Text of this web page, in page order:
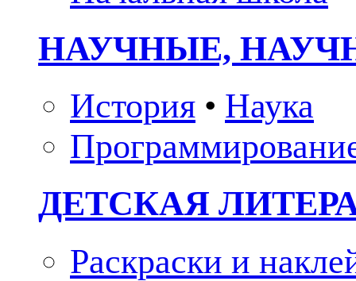
НАУЧНЫЕ,
История • Наука
ДЕТСКАЯ
Раскраски и